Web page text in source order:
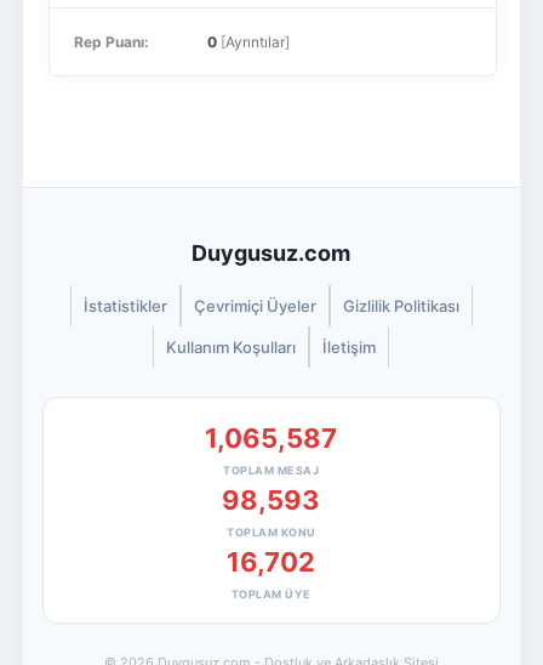
Rep Puanı: 0[Ayrıntılar]
Duygusuz.com
İstatistikler Çevrimiçi Üyeler Gizlilik Politikası
Kullanım Koşulları İletişim
1,065,587
TOPLAM MESAJ
98,593
TOPLAM KONU
16,702
TOPLAM ÜYE